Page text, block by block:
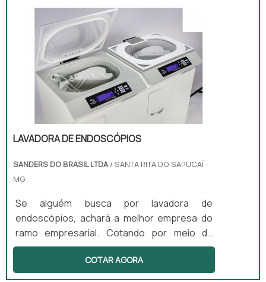
Brasil irá encontrar excelente custo-
benefício com produtos desenvolvidos para
servir mais e melhor.ALGUNS DETALHES
SOBRE DESINFECÇÃO DE ALTO NÍVELHá
muitas maneiras eficientes de demonstrar
competência ...
LAVADORA DE ENDOSCÓPIOS
SANDERS DO BRASIL LTDA/ SANTA RITA DO SAPUCAÍ -
MG
Se alguém busca por lavadora de
endoscópios, achará a melhor empresa do
ramo empresarial. Cotando por meio da
própria empresa e descobrindo a melhor
referência em qualidade.DIFERENCIAIS
IMPORTANTES DE LAVADORA DE
COTAR AGORA